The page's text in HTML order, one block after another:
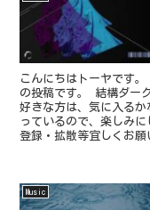
こんにちはトーヤです
の投稿です。 結構ダー
好きな方は、気に入る
っているので、楽しみ
登録・拡散等宜しくお願
Music